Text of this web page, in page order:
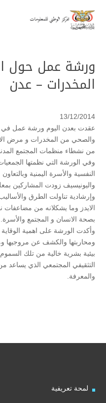
ورشة عمل حول
المخدرات – عدن
13/12/2014
عقدت بعدن اليوم ورشة عمل في
من نشطاء منظمات المجتمع
وفي الورشة التي نظمتها
النفسية والأسرة اليمنية
واليونيسيف زودت المشاركين
وإرشادية تناولت الطرق
الايدز وما يشكلانه من مضاعفات
بصحة الانسان و المجتمع والأسرة.
وأكدت الورشة على اهمية
ومحاربتها والكشف عن مروجيها
بيئية بشرية خالية من تلك
التثقيفي المجتمعي الذي يساعد
والمعرفة.
لمحة تعريفية